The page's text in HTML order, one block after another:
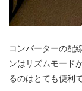
コンバーターの配
ンはリズムモード
るのはとても便利